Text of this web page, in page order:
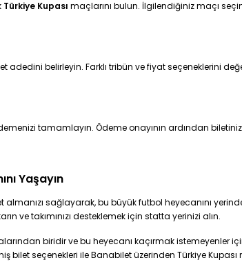
Türkiye Kupası maçlarını bulun. İlgilendiğiniz maçı
belirleyin. Farklı tribün ve fiyat seçeneklerini
tamamlayın. Ödeme onayının ardından
Yaşayın
sağlayarak, bu büyük futbol heyecanını
ve takımınızı desteklemek için statta yerinizi alın.
biridir ve bu heyecanı kaçırmak istemeyenler
bilet seçenekleri ile Banabilet üzerinden Türkiye Kupası